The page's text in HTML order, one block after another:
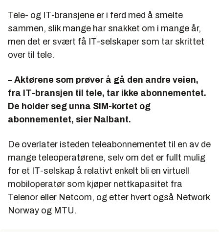
Tele- og IT-bransjene er i ferd med å smelte
sammen, slik mange har snakket om i mange år,
men det er svært få IT-selskaper som tar skrittet
over til tele.
– Aktørene som prøver å gå den andre veien,
fra IT-bransjen til tele, tar ikke abonnementet.
De holder seg unna SIM-kortet og
abonnementet, sier Nalbant.
De overlater isteden teleabonnementet til en av de
mange teleoperatørene, selv om det er fullt mulig
for et IT-selskap å relativt enkelt bli en virtuell
mobiloperatør som kjøper nettkapasitet fra
Telenor eller Netcom, og etter hvert også Network
Norway og MTU.